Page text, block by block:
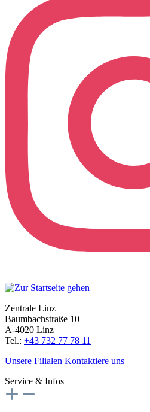
Zentrale Linz
Baumbachstraße 10
A-4020 Linz
Tel.: +43 732 77 78 11
Unsere Filialen Kontaktiere uns
Service & Infos